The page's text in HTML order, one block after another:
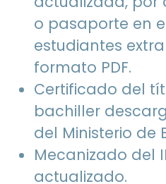
o pasaporte en
estudiantes
formato PDF.
Certificado del
bachiller
del Ministerio de
Mecanizado del
actualizado.